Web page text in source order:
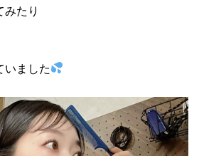
たり
いました